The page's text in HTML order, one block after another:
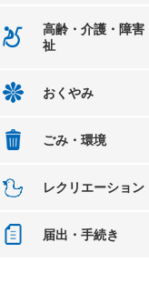
高齢・介護・障害
祉
おくやみ
ごみ・環境
レクリエーション
届出・手続き